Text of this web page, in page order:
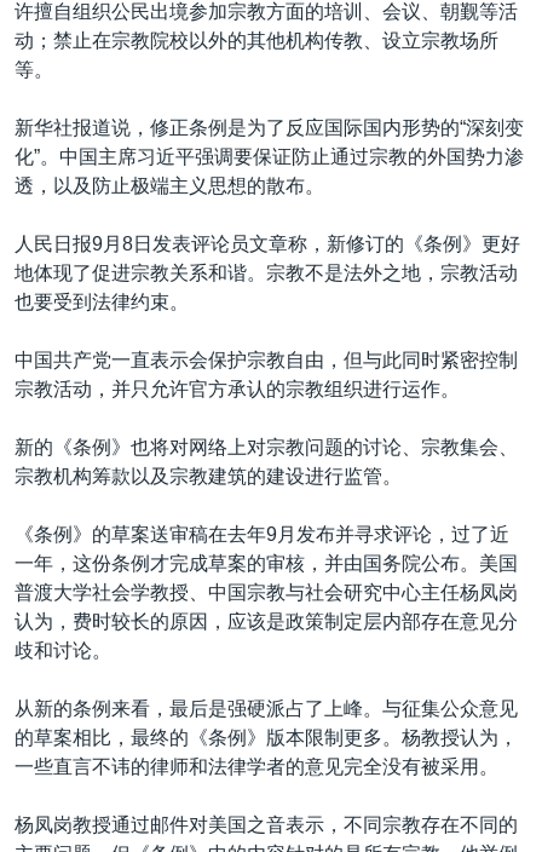
许擅自组织公民出境参加宗教方面的培训、会议、朝觐等活
动；禁止在宗教院校以外的其他机构传教、设立宗教场所
等。
新华社报道说，修正条例是为了反应国际国内形势的“深刻变
化”。中国主席习近平强调要保证防止通过宗教的外国势力渗
透，以及防止极端主义思想的散布。
人民日报9月8日发表评论员文章称，新修订的《条例》更好
地体现了促进宗教关系和谐。宗教不是法外之地，宗教活动
也要受到法律约束。
中国共产党一直表示会保护宗教自由，但与此同时紧密控制
宗教活动，并只允许官方承认的宗教组织进行运作。
新的《条例》也将对网络上对宗教问题的讨论、宗教集会、
宗教机构筹款以及宗教建筑的建设进行监管。
《条例》的草案送审稿在去年9月发布并寻求评论，过了近
一年，这份条例才完成草案的审核，并由国务院公布。美国
普渡大学社会学教授、中国宗教与社会研究中心主任杨凤岗
认为，费时较长的原因，应该是政策制定层内部存在意见分
歧和讨论。
从新的条例来看，最后是强硬派占了上峰。与征集公众意见
的草案相比，最终的《条例》版本限制更多。杨教授认为，
一些直言不讳的律师和法律学者的意见完全没有被采用。
杨凤岗教授通过邮件对美国之音表示，不同宗教存在不同的